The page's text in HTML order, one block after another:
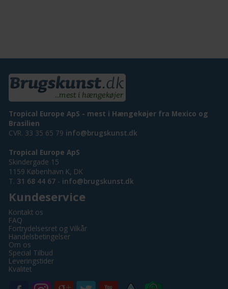
Tropical Europe ApS - mest i Hængekøjer fra Mexico og
Brasilien
CVR. 33 35 65 79 info@brugskunst.dk
Tropical Europe ApS
Skindergade 15
1159 København K, DK
T. 31 68 44 67 - info@brugskunst.dk
Kundeservice
Kontakt os
FAQ
Fortrydelsesret og Vilkår
Handelsbetingelser
Om os
Special Tilbud
Leveringstider
Kvalitet